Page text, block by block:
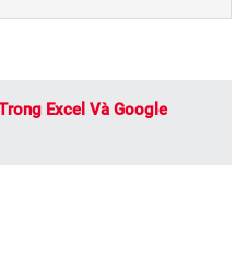
Excel Và Google